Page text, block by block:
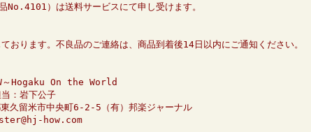
）は送料サービスにて申し受けます。
おります。不良品のご連絡は、商品到着後14日以内にご通知ください。
～Hogaku On the World
：岩下公子
久留米市中央町6-2-5（有）邦楽ジャーナル
how.com